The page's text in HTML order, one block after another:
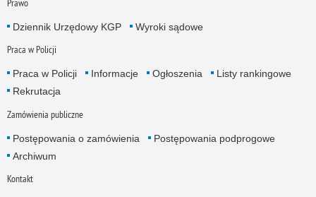
Prawo
Dziennik Urzędowy KGP Wyroki sądowe
Praca w Policji
Praca w Policji Informacje Ogłoszenia
Listy rankingowe
Rekrutacja
Zamówienia publiczne
Postępowania o zamówienia
Postępowania podprogowe
Archiwum
Kontakt